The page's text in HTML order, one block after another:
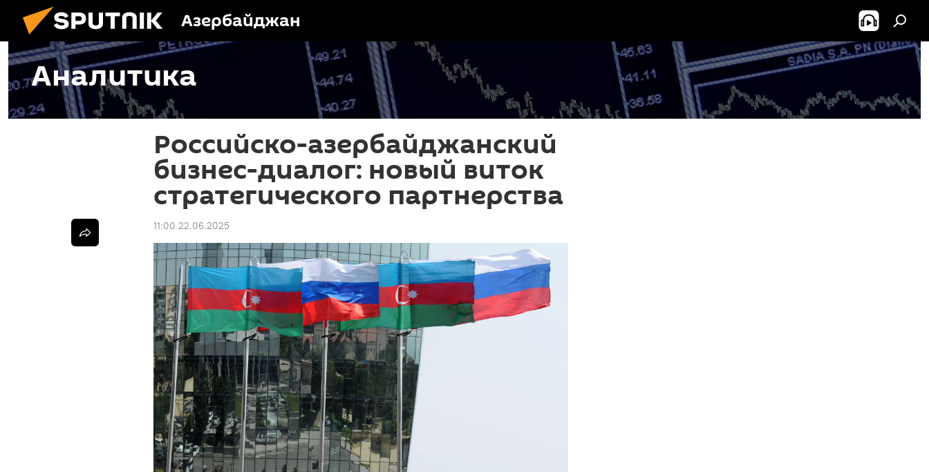
Азербайджан
Аналитика
Российско-азербайджанский
бизнес-диалог: новый виток
стратегического партнерства
11:00 22.06.2025